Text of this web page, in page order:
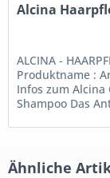
Alcina
ALCINA -
Produktname :
Infos zum Alcina
Shampoo Das
Ähnliche